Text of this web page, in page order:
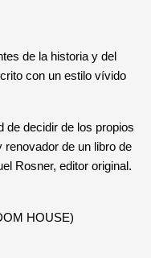
de la historia y del
con un estilo vívido
de decidir de los propios
de un libro de
Rosner, editor original.
HOUSE)